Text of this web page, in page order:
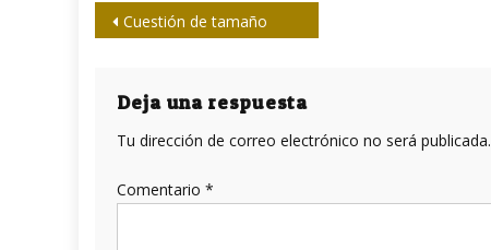
Navegación
entradas
Cuestión de tamaño
Deja una respuesta
Tu dirección de correo electrónico no será publicada.
Comentario *